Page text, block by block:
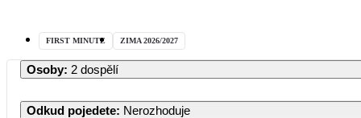
FIRST MINUTE ZIMA 2026/2027
Osoby: 2 dospělí
Odkud pojedete: Nerozhoduje